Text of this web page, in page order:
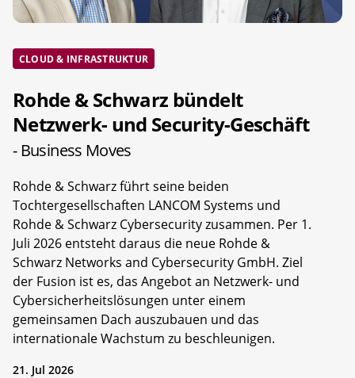
CLOUD & INFRASTRUKTUR
Rohde & Schwarz bündelt
Netzwerk- und Security-Geschäft
- Business Moves
Rohde & Schwarz führt seine beiden
Tochtergesellschaften LANCOM Systems und
Rohde & Schwarz Cybersecurity zusammen. Per 1.
Juli 2026 entsteht daraus die neue Rohde &
Schwarz Networks and Cybersecurity GmbH. Ziel
der Fusion ist es, das Angebot an Netzwerk- und
Cybersicherheitslösungen unter einem
gemeinsamen Dach auszubauen und das
internationale Wachstum zu beschleunigen.
21. Jul 2026